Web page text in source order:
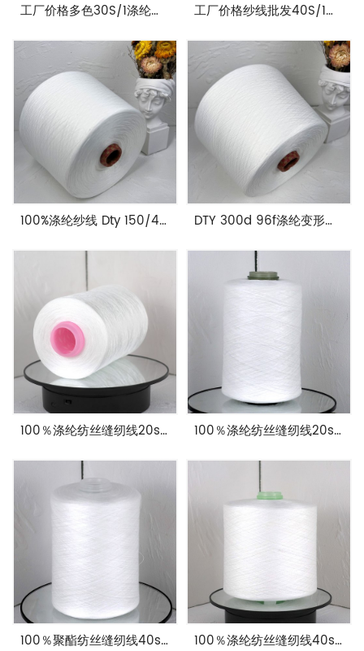
工厂价格多色30S/1涤纶纺纱针织纱 工厂价格纱线批发40S/1纺纱100%涤纶短袜纱线
100%涤纶纱线 Dty 150/48 白色s+z Dty纱 DTY 300d 96f涤纶变形纱无网半消光涤纶长丝
100％涤纶纺丝缝纫线20s/2具有高固定性 100％涤纶纺丝缝纫线20s/3具有高固定性
100％聚酯纺丝缝纫线40s/2具有高固定性 100％涤纶纺丝缝纫线40s/3具有高固定性